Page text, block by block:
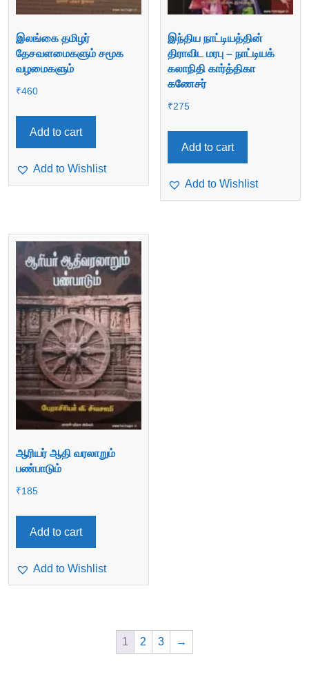
இலங்கை தமிழர்
தேசவளமைகளும் சமூக
வழமைகளும்
₹460
Add to cart
Add to Wishlist
இந்திய நாட்டியத்தின்
திராவிட மரபு – நாட்டியக்
கலாநிதி கார்த்திகா
கணேசர்
₹275
Add to cart
Add to Wishlist
ஆரியர் ஆதி வரலாறும்
பண்பாடும்
₹185
Add to cart
Add to Wishlist
1 2 3 →